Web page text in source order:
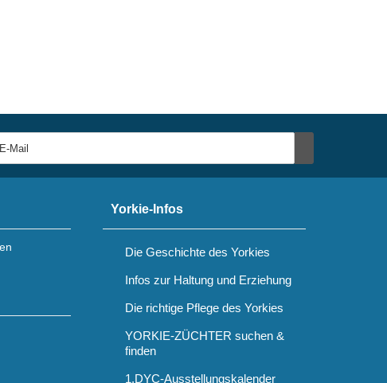
Yorkie-Infos
Die Geschichte des Yorkies
Infos zur Haltung und Erziehung
Die richtige Pflege des Yorkies
YORKIE-ZÜCHTER suchen &
finden
1.DYC-Ausstellungskalender